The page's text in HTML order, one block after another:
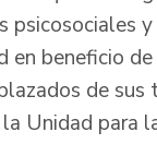
psicosociales
en beneficio
de sus
Unidad para